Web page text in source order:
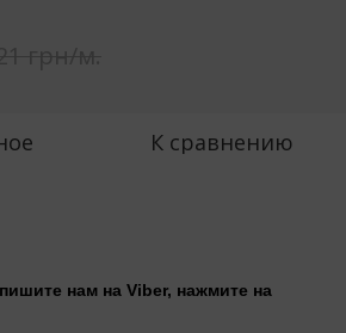
К сравнению
нам на Viber, нажмите на